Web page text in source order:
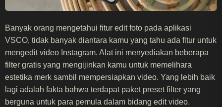
Banyak orang mengetahui fitur edit foto pada aplikasi
VSCO, tidak banyak diantara kamu yang tahu ada fitur untuk
mengedit video Instagram. Alat ini menyediakan beberapa
filter gratis yang mengijinkan kamu untuk memelihara
estetika merk sambil mempersiapkan video. Yang lebih baik
lagi adalah fakta bahwa terdapat paket preset filter yang
berguna untuk para pemula dalam bidang edit video.